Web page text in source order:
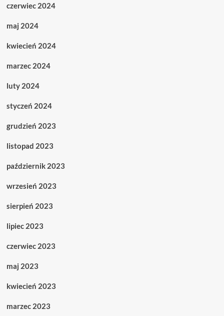
czerwiec 2024
maj 2024
kwiecień 2024
marzec 2024
luty 2024
styczeń 2024
grudzień 2023
listopad 2023
październik 2023
wrzesień 2023
sierpień 2023
lipiec 2023
czerwiec 2023
maj 2023
kwiecień 2023
marzec 2023